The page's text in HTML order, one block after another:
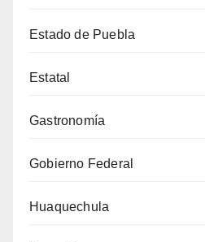
Estado de Puebla
Estatal
Gastronomía
Gobierno Federal
Huaquechula